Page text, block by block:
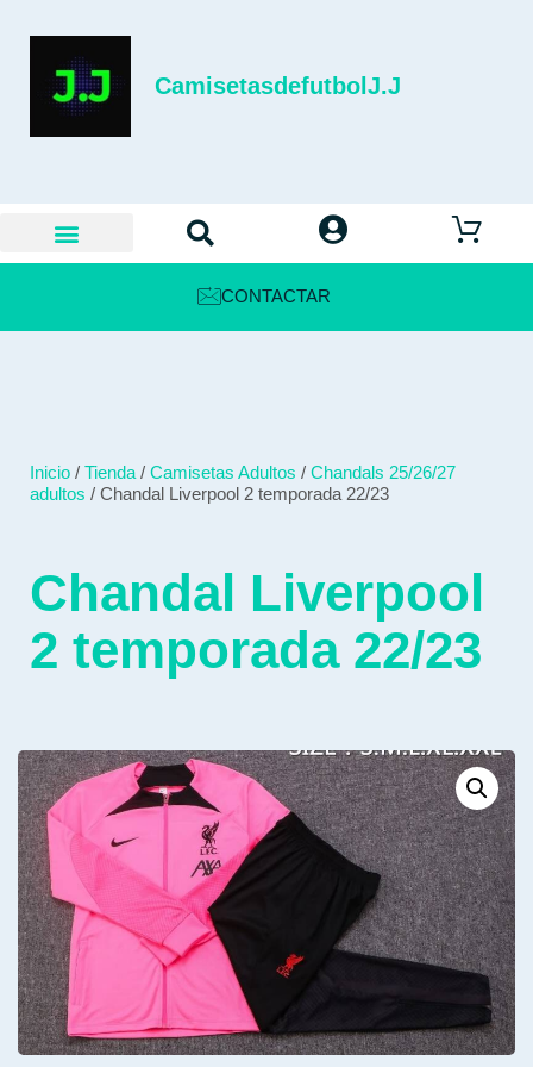
CamisetasdefutbolJ.J
CONTACTAR
Inicio / Tienda / Camisetas Adultos / Chandals 25/26/27
adultos / Chandal Liverpool 2 temporada 22/23
Chandal Liverpool
2 temporada 22/23